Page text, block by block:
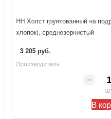
НН Холст грунтованный на
хлопок), среднезернистый
3 205 руб.
Производитель
В